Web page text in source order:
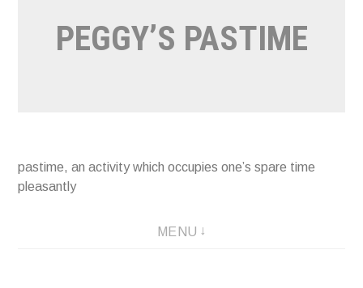
PEGGY’S PASTIME
pastime, an activity which occupies one’s spare time
pleasantly
MENU